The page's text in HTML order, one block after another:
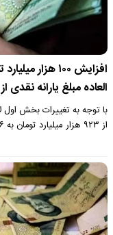
افزایش ۱۰۰
العاده مبلغ یارانه نقدی از 1404 در راه است + جزییات
از ۹۲۳ هزار میلیارد تومان به ۱۰۴۶ هزار…